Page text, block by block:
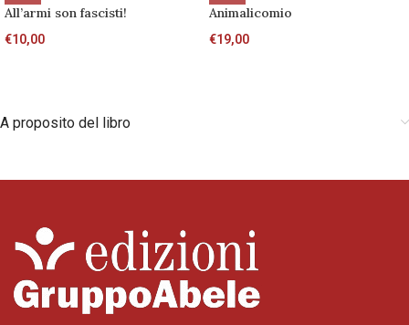
All’armi son fascisti!
€10,00
Animalicomio
€19,00
A proposito del libro